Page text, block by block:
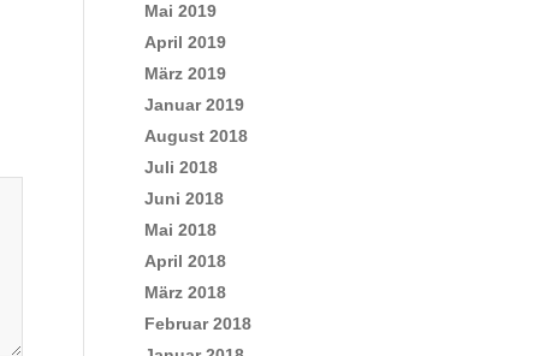
Mai 2019
April 2019
März 2019
Januar 2019
August 2018
Juli 2018
Juni 2018
Mai 2018
April 2018
März 2018
Februar 2018